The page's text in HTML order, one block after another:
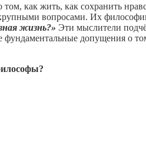
как жить, как сохранить
вопросами. Их
жизнь?» Эти мыслители
допущения о